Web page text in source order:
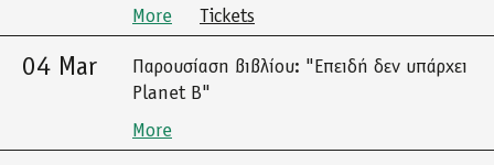
More
Tickets
04 Mar
Παρουσίαση βιβλίου: "Επειδή δεν υπάρχει
Planet B"
More